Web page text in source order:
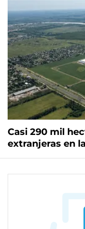
Casi 290 mil
extranjeras en